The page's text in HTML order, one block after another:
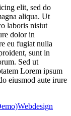
elit, sed do
aliqua. Ut
laboris nisiut
dolor in
eu fugiat nulla
sunt in
Sed ut
Lorem ipsum
eiusmod aute irure
Webdesign